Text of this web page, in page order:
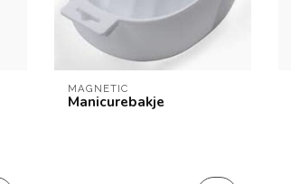
MAGNETIC
Manicurebakje